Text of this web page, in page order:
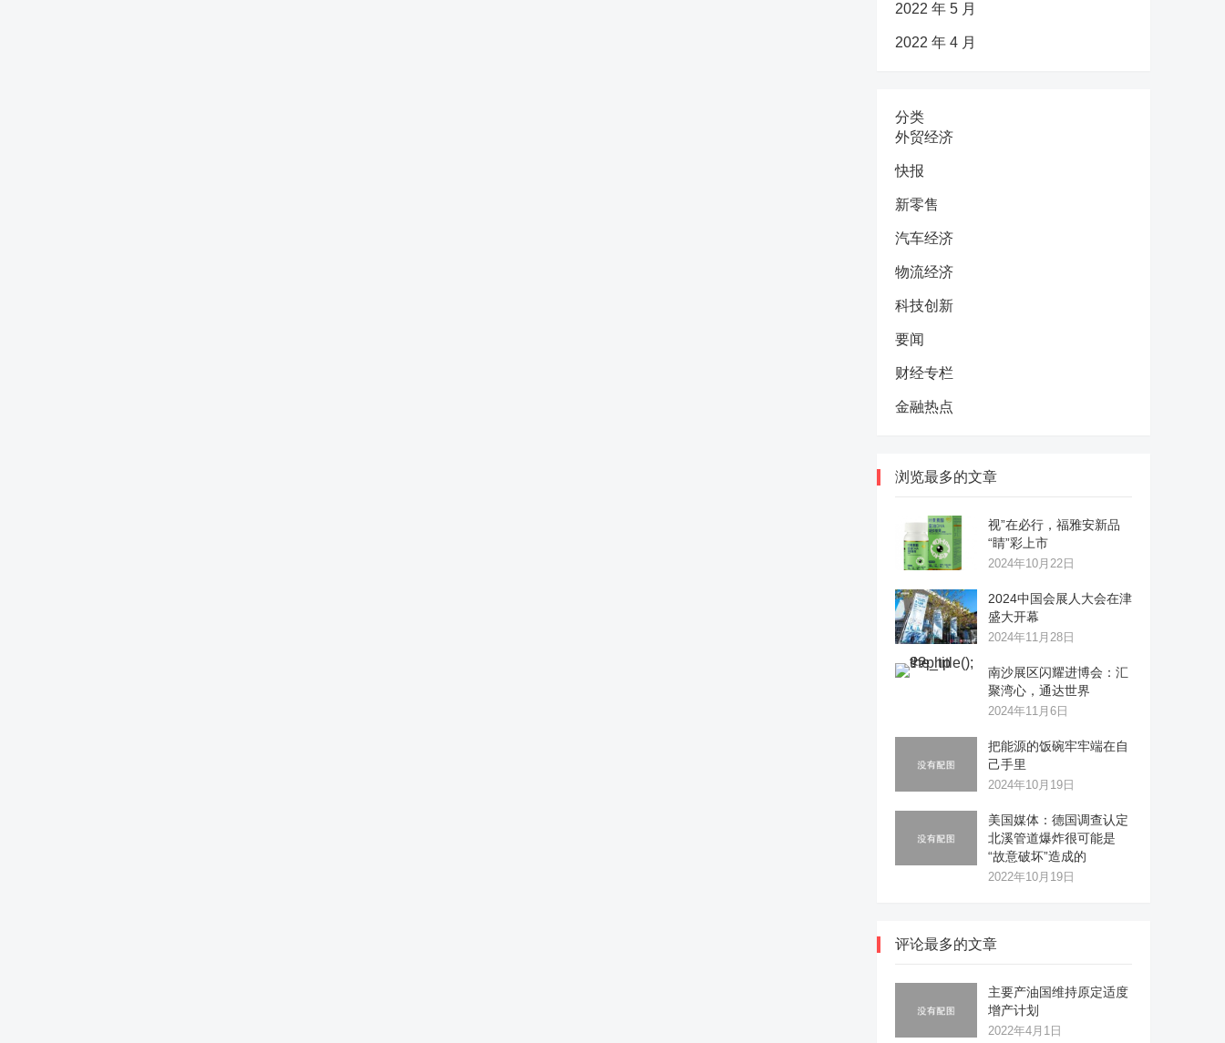
2022 年 5 月
2022 年 4 月
分类
外贸经济
快报
新零售
汽车经济
物流经济
科技创新
要闻
财经专栏
金融热点
浏览最多的文章
视”在必行，福雅安新品
“睛”彩上市
2024年10月22日
2024中国会展人大会在津
盛大开幕
2024年11月28日
南沙展区闪耀进博会：汇
聚湾心，通达世界
2024年11月6日
把能源的饭碗牢牢端在自
己手里
2024年10月19日
美国媒体：德国调查认定
北溪管道爆炸很可能是
“故意破坏”造成的
2022年10月19日
评论最多的文章
主要产油国维持原定适度
增产计划
2022年4月1日